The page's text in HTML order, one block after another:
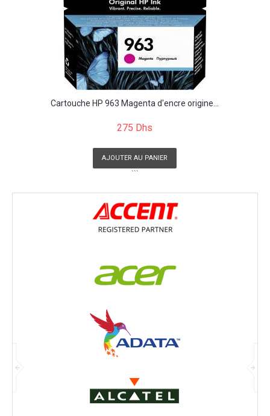
Cartouche HP 963 Magenta d'encre origine...
275 Dhs
AJOUTER AU PANIER
```